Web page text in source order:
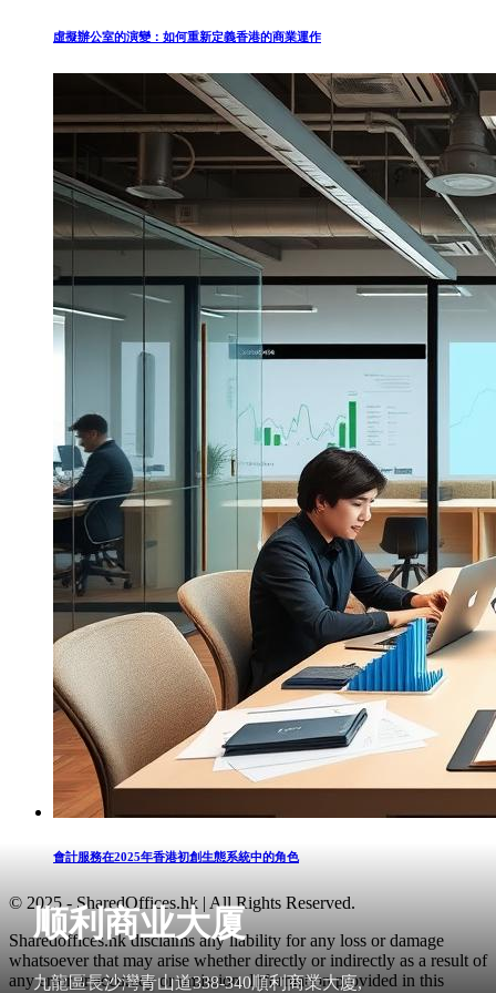
顺利商业大厦
九龍區長沙灣青山道338-340順利商業大廈,
虛擬辦公室的演變：如何重新定義香港的商業運作
會計服務在2025年香港初創生態系統中的角色
© 2025 - SharedOffices.hk | All Rights Reserved.
Sharedoffices.hk disclaims any liability for any loss or damage
whatsoever that may arise whether directly or indirectly as a result of
any error, inaccuracy or omission. Information provided in this